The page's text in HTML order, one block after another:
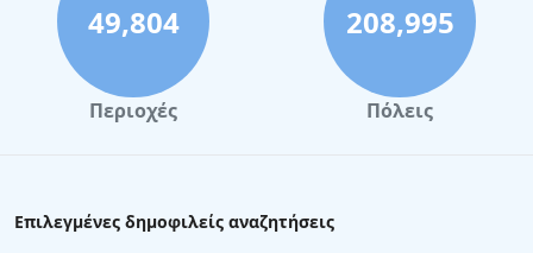
49,804
Περιοχές
208,995
Πόλεις
Επιλεγμένες δημοφιλείς αναζητήσεις